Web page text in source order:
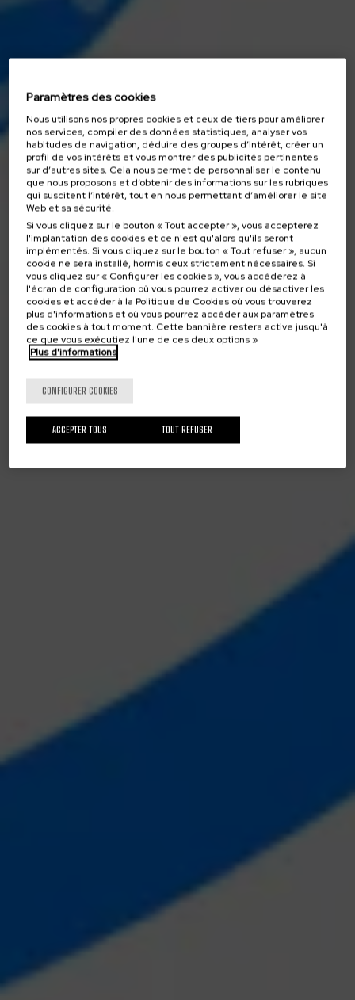
Paramètres des cookies
Nous utilisons nos propres cookies et ceux de tiers pour améliorer
nos services, compiler des données statistiques, analyser vos
habitudes de navigation, déduire des groupes d’intérêt, créer un
profil de vos intérêts et vous montrer des publicités pertinentes
sur d’autres sites. Cela nous permet de personnaliser le contenu
que nous proposons et d’obtenir des informations sur les rubriques
qui suscitent l’intérêt, tout en nous permettant d’améliorer le site
Web et sa sécurité.
Si vous cliquez sur le bouton « Tout accepter », vous accepterez
l'implantation des cookies et ce n'est qu'alors qu'ils seront
implémentés. Si vous cliquez sur le bouton « Tout refuser », aucun
cookie ne sera installé, hormis ceux strictement nécessaires. Si
vous cliquez sur « Configurer les cookies », vous accéderez à
l'écran de configuration où vous pourrez activer ou désactiver les
cookies et accéder à la Politique de Cookies où vous trouverez
plus d'informations et où vous pourrez accéder aux paramètres
des cookies à tout moment. Cette bannière restera active jusqu'à
ce que vous exécutiez l'une de ces deux options »
Plus d'informations
CONFIGURER COOKIES
TOUT REFUSER
ACCEPTER TOUS